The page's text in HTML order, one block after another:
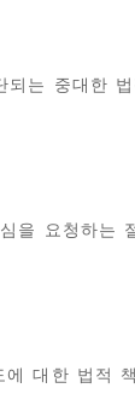
는 중대한
을 요청하는
대한 법적